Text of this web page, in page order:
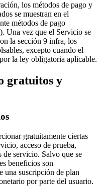
los métodos de pago y
se muestran en el
métodos de pago
Una vez que el Servicio se
la sección 9 infra, los
excepto cuando el
la ley obligatoria aplicable.
gratuitos y
gratuitamente ciertas
acceso de prueba,
de servicio. Salvo que se
beneficios son
una suscripción de plan
por parte del usuario.